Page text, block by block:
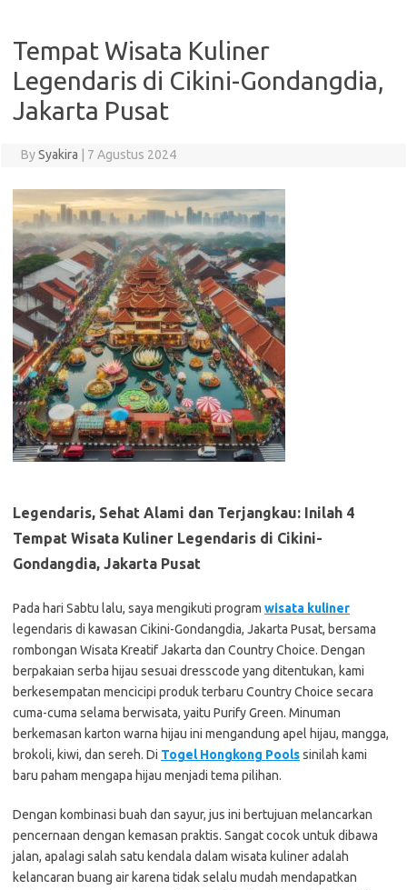
Tempat Wisata Kuliner
Legendaris di Cikini-Gondangdia,
Jakarta Pusat
BySyakira 7 Agustus 2024
Legendaris, Sehat Alami dan Terjangkau: Inilah 4
Tempat Wisata Kuliner Legendaris di Cikini-
Gondangdia, Jakarta Pusat
Pada hari Sabtu lalu, saya mengikuti program wisata kuliner
legendaris di kawasan Cikini-Gondangdia, Jakarta Pusat, bersama
rombongan Wisata Kreatif Jakarta dan Country Choice. Dengan
berpakaian serba hijau sesuai dresscode yang ditentukan, kami
berkesempatan mencicipi produk terbaru Country Choice secara
cuma-cuma selama berwisata, yaitu Purify Green. Minuman
berkemasan karton warna hijau ini mengandung apel hijau, mangga,
brokoli, kiwi, dan sereh. Di Togel Hongkong Poolssinilah kami
baru paham mengapa hijau menjadi tema pilihan.
Dengan kombinasi buah dan sayur, jus ini bertujuan melancarkan
pencernaan dengan kemasan praktis. Sangat cocok untuk dibawa
jalan, apalagi salah satu kendala dalam wisata kuliner adalah
kelancaran buang air karena tidak selalu mudah mendapatkan